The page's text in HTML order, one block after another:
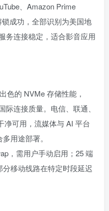
、Amazon Prime
成功，全部识别为美国地
务连接稳定，适合影音应用
色的 NVMe 存储性能，
连接质量。电信、联通、
净可用，流媒体与 AI 平台
用途部署。
，需用户手动启用；25 端
移动线路在特定时段延迟